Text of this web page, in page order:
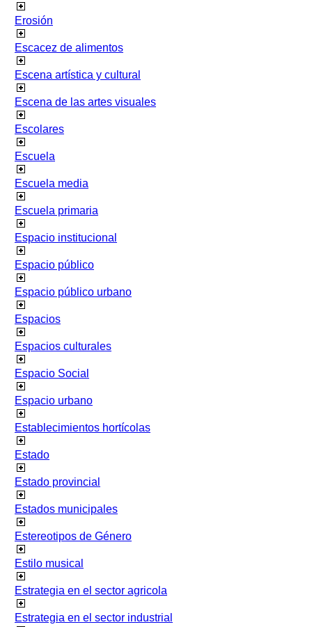
Erosión
Escacez de alimentos
Escena artística y cultural
Escena de las artes visuales
Escolares
Escuela
Escuela media
Escuela primaria
Espacio institucional
Espacio público
Espacio público urbano
Espacios
Espacios culturales
Espacio Social
Espacio urbano
Establecimientos hortícolas
Estado
Estado provincial
Estados municipales
Estereotipos de Género
Estilo musical
Estrategia en el sector agricola
Estrategia en el sector industrial